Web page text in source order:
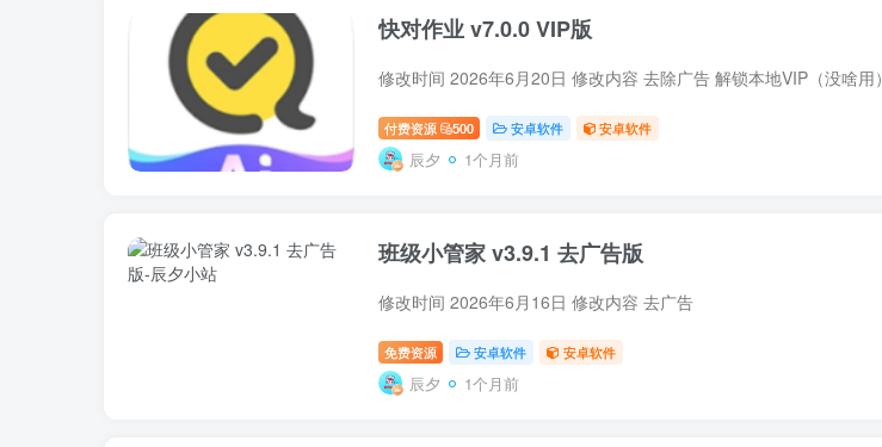
快对作业 v7.0.0 VIP版
修改时间 2026年6月20日 修改内容 去除广告 解锁本地VIP（没啥用）
付费资源 500 安卓软件 安卓软件
辰夕 1个月前
班级小管家 v3.9.1 去广告版
修改时间 2026年6月16日 修改内容 去广告
免费资源 安卓软件 安卓软件
辰夕 1个月前